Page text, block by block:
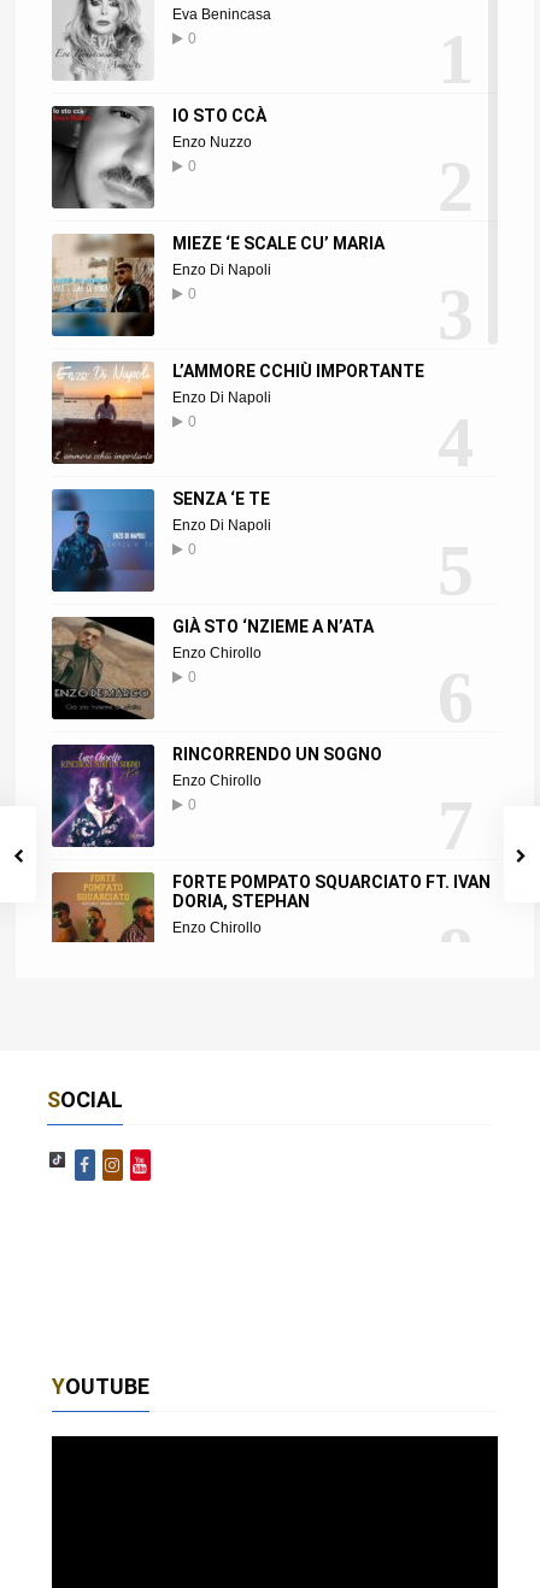
1
Eva Benincasa
0
2
IO STO CCÀ
Enzo Nuzzo
0
3
MIEZE ‘E SCALE CU’ MARIA
Enzo Di Napoli
0
4
L’AMMORE CCHIÙ IMPORTANTE
Enzo Di Napoli
0
5
SENZA ‘E TE
Enzo Di Napoli
0
6
GIÀ STO ‘NZIEME A N’ATA
Enzo Chirollo
0
7
RINCORRENDO UN SOGNO
Enzo Chirollo
0
8
FORTE POMPATO SQUARCIATO FT. IVAN
DORIA, STEPHAN
Enzo Chirollo
SOCIAL
YOUTUBE